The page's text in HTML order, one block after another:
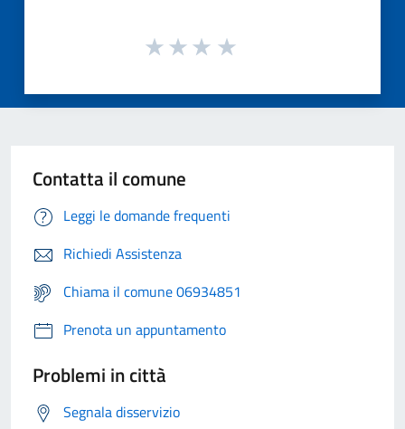
Contatta il comune
Leggi le domande frequenti
Richiedi Assistenza
Chiama il comune 06934851
Prenota un appuntamento
Problemi in città
Segnala disservizio